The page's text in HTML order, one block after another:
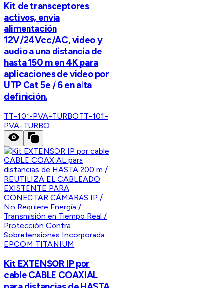
Kit de transceptores
activos, envía
alimentación
12V/24Vcc/AC, video y
audio a una distancia de
hasta 150 m en 4K para
aplicaciones de video por
UTP Cat 5e / 6 en alta
definición.
TT-101-PVA-TURBOTT-101-
PVA-TURBO
EPCOM TITANIUM
Kit EXTENSOR IP por
cable CABLE COAXIAL